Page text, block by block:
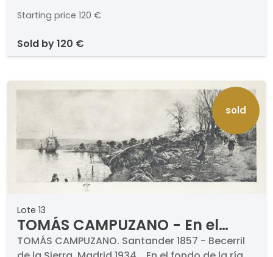
(17). Medidas 215 x 150 mm plancha. Con marca
Pertenece a la serie de Los Caprichos.
Starting price 120 €
sold by120 €
sold
Lote 13
TOMÁS CAMPUZANO - En el
fondo de la ría
TOMÁS CAMPUZANO. Santander 1857 - Becerril